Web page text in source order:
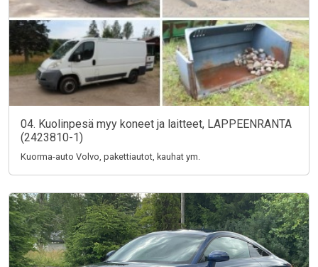
04. Kuolinpesä myy koneet ja laitteet, LAPPEENRANTA
(2423810-1)
Kuorma-auto Volvo, pakettiautot, kauhat ym.